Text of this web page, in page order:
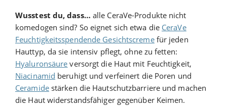
Wusstest du, dass… alle CeraVe-Produkte nicht
komedogen sind? So eignet sich etwa die CeraVe
Feuchtigkeitsspendende Gesichtscremefür jeden
Hauttyp, da sie intensiv pflegt, ohne zu fetten:
Hyaluronsäure versorgt die Haut mit Feuchtigkeit,
Niacinamid beruhigt und verfeinert die Poren und
Ceramidestärken die Hautschutzbarriere und machen
die Haut widerstandsfähiger gegenüber Keimen.